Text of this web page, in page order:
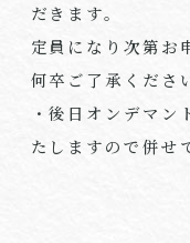
だきます。
定員になり次第お
何卒ご了承くださ
・後日オンデマン
たしますので併せ